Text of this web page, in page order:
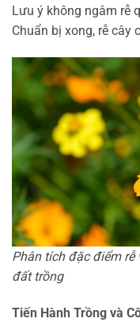
Lưu ý không ngâm rễ
Chuẩn bị xong, rễ cây
Phân tích đặc điểm
đất trồng
Tiến Hành Trồng và